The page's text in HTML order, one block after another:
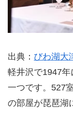
出典： びわ湖大
軽井沢で1947
一つです。527
の部屋が琵琶湖